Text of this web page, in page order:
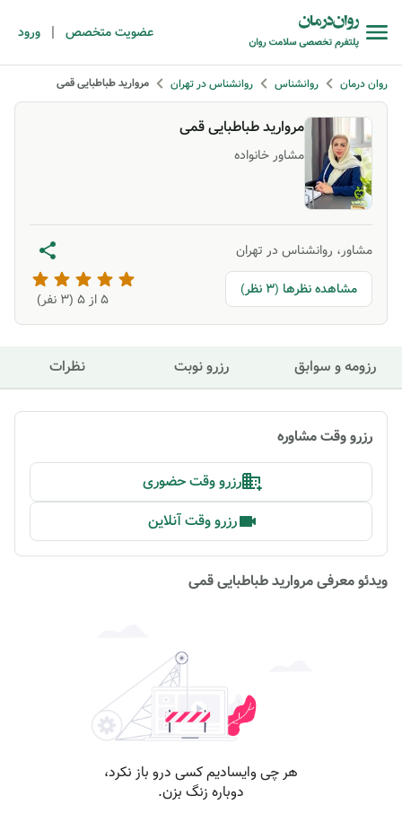
عضویت متخصص | ورود
روان درمان روانشناس روانشناس در تهران مروارید طباطبایی قمی
مروارید طباطبایی قمی
مشاور خانواده
مشاور، روانشناس در تهران
مشاهده نظرها (3 نظر)
5از ۵ ( 3 نفر)
رزومه و سوابق رزرو نوبت نظرات
رزرو وقت مشاوره
رزرو وقت حضوری
رزرو وقت آنلاین
ویدئو معرفی مروارید طباطبایی قمی